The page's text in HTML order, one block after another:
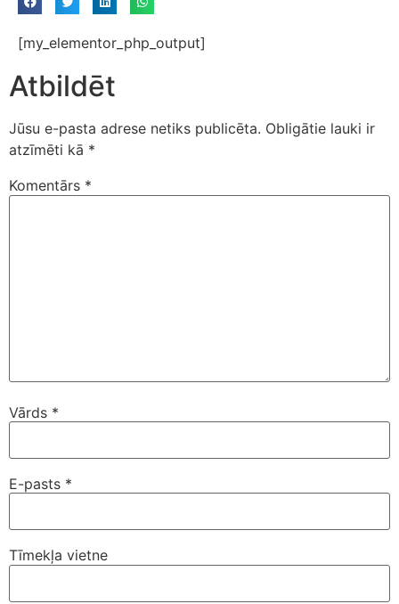
[my_elementor_php_output]
Atbildēt
Jūsu e-pasta adrese netiks publicēta. Obligātie lauki ir
atzīmēti kā *
Komentārs *
Vārds *
E-pasts *
Tīmekļa vietne